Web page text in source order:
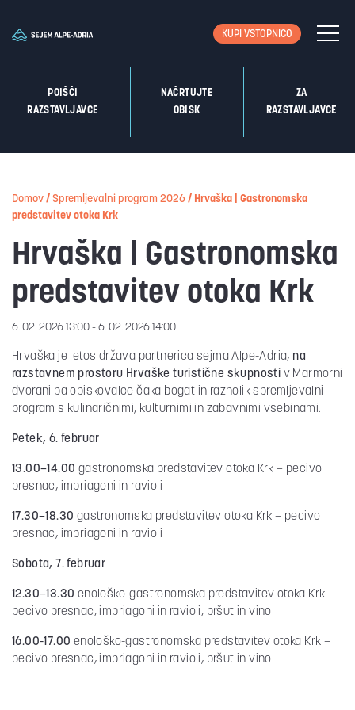
KUPI VSTOPNICO
POIŠČI
RAZSTAVLJAVCE
NAČRTUJTE
OBISK
ZA
RAZSTAVLJAVCE
Domov / Spremljevalni program 2026 / Hrvaška | Gastronomska
predstavitev otoka Krk
Hrvaška | Gastronomska
predstavitev otoka Krk
6. 02. 2026 13:00 - 6. 02. 2026 14:00
Hrvaška je letos država partnerica sejma Alpe-Adria, na
razstavnem prostoru Hrvaške turistične skupnosti v Marmorni
dvorani pa obiskovalce čaka bogat in raznolik spremljevalni
program s kulinaričnimi, kulturnimi in zabavnimi vsebinami.
Petek, 6. februar
13.00–14.00 gastronomska predstavitev otoka Krk – pecivo
presnac, imbriagoni in ravioli
17.30–18.30 gastronomska predstavitev otoka Krk – pecivo
presnac, imbriagoni in ravioli
Sobota, 7. februar
12.30–13.30 enološko-gastronomska predstavitev otoka Krk –
pecivo presnac, imbriagoni in ravioli, pršut in vino
16.00-17.00 enološko-gastronomska predstavitev otoka Krk –
pecivo presnac, imbriagoni in ravioli, pršut in vino